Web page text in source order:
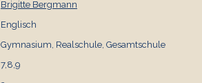
Brigitte Bergmann
Englisch
Gymnasium, Realschule, Gesamtschule
7,8,9